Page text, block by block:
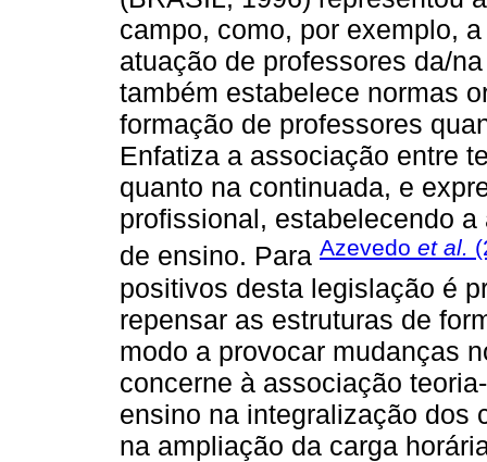
campo, como, por exemplo,
atuação de professores da/
também estabelece normas
formação de professores
Enfatiza a associação entre
quanto na continuada, e
profissional, estabelecendo
de ensino. Para Azevedo et al.
positivos desta legislação é
repensar as estruturas de
modo a provocar mudanças
concerne à associação
ensino na integralização dos
na ampliação da carga